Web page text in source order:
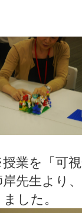
業を「可視
岸先生より
した。